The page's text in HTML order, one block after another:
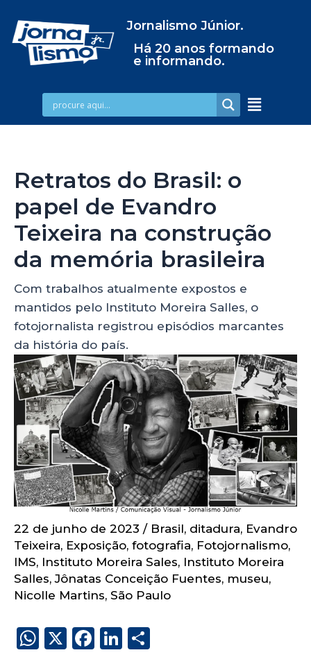
Jornalismo Júnior.
Há 20 anos formando
e informando.
Retratos do Brasil: o
papel de Evandro
Teixeira na construção
da memória brasileira
Com trabalhos atualmente expostos e
mantidos pelo Instituto Moreira Salles, o
fotojornalista registrou episódios marcantes
da história do país.
22 de junho de 2023 / Brasil, ditadura, Evandro
Teixeira, Exposição, fotografia, Fotojornalismo,
IMS, Instituto Moreira Sales, Instituto Moreira
Salles,Jônatas Conceição Fuentes, museu,
Nicolle Martins, São Paulo
W X
F
Li